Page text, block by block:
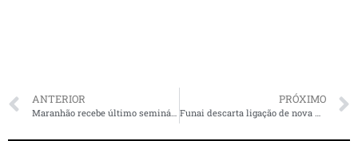
ANTERIOR
Maranhão recebe último seminário do ano sobre reforma tributária
PRÓXIMO
Funai descarta ligação de nova morte de índio com disputa por terra no MA